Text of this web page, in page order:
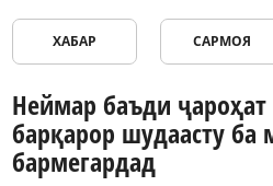
ХАБАР САРМОЯ
Неймар баъди ҷароҳат
барқарор шудаасту ба
бармегардад